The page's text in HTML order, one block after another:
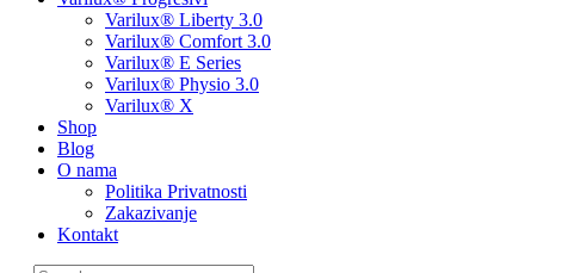
Varilux® Liberty 3.0
Varilux® Comfort 3.0
Varilux® E Series
Varilux® Physio 3.0
Varilux® X
Shop
Blog
O nama
Politika Privatnosti
Zakazivanje
Kontakt